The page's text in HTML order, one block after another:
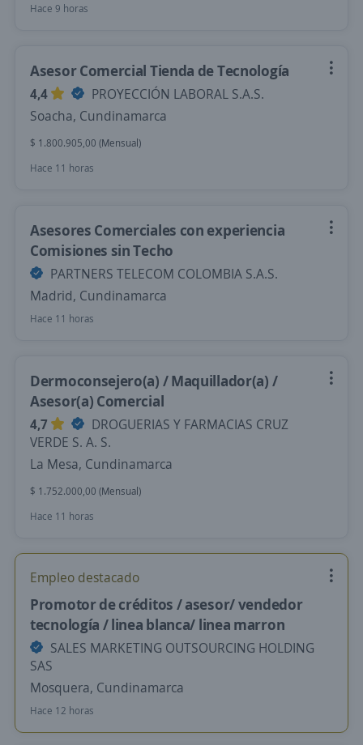
Hace 9 horas
Asesor Comercial Tienda de Tecnología
4,4
PROYECCIÓN LABORAL S.A.S.
Soacha, Cundinamarca
$ 1.800.905,00 (Mensual)
Hace 11 horas
Asesores Comerciales con experiencia
Comisiones sin Techo
PARTNERS TELECOM COLOMBIA S.A.S.
Madrid, Cundinamarca
Hace 11 horas
Dermoconsejero(a) / Maquillador(a) /
Asesor(a) Comercial
4,7
DROGUERIAS Y FARMACIAS CRUZ
VERDE S. A. S.
La Mesa, Cundinamarca
$ 1.752.000,00 (Mensual)
Hace 11 horas
Empleo destacado
Promotor de créditos / asesor/ vendedor
tecnología / linea blanca/ linea marron
SALES MARKETING OUTSOURCING HOLDING
SAS
Mosquera, Cundinamarca
Hace 12 horas